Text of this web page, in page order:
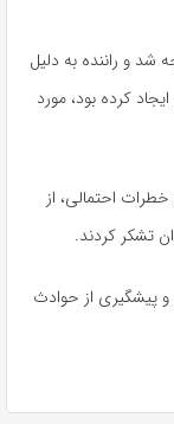
شد و راننده به دلیل
کرده بود، مورد
احتمالی، از
تشکر کردند.
و پیشگیری از حوادث